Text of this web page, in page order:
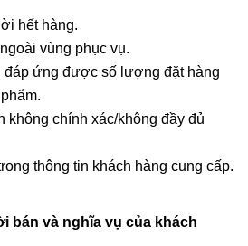
hết hàng.
vùng phục vụ.
ứng được số lượng đặt hàng
không chính xác/không đầy đủ
thông tin khách hàng cung cấp.
bán và nghĩa vụ của khách